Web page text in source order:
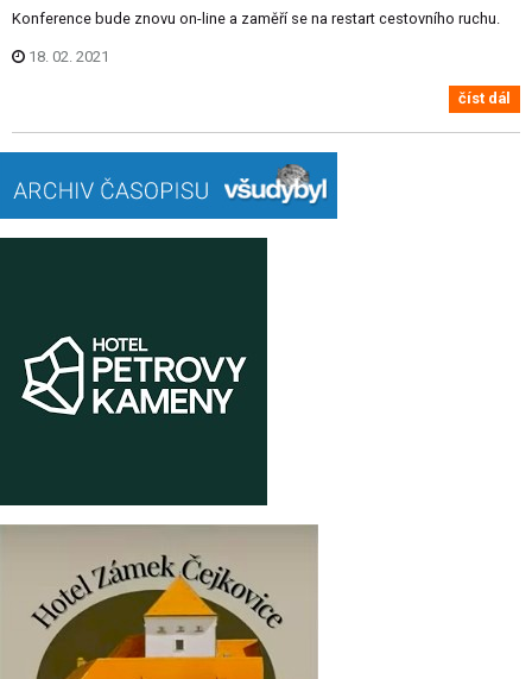
Konference bude znovu on-line a zaměří se na restart cestovního ruchu.
18. 02. 2021
číst dál